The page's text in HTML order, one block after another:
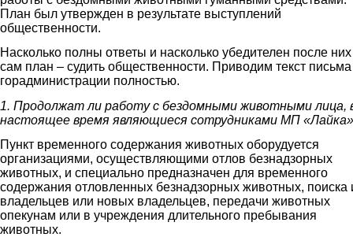
План был утвержден в результате выступлений
общественности.
Насколько полны ответы и насколько убедителен после них
сам план – судить общественности. Приводим текст письма
горадминистрации полностью.
1. Продолжат ли работу с бездомными животными лица,
настоящее время являющиеся сотрудниками МП
Пункт временного содержания животных оборудуется
организациями, осуществляющими отлов безнадзорных
животных, и специально предназначен для временного
содержания отловленных безнадзорных животных, поиска
владельцев или новых владельцев, передачи животных
опекунам или в учреждения длительного пребывания
животных.